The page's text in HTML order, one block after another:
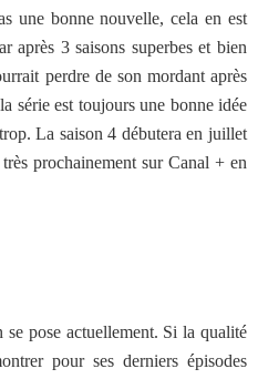
une bonne nouvelle, cela en est
après 3 saisons superbes et bien
perdre de son mordant après
série est toujours une bonne idée
La saison 4 débutera en juillet
prochainement sur Canal + en
pose actuellement. Si la qualité
pour ses derniers épisodes